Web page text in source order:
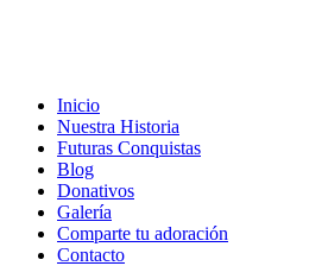
Inicio
Nuestra Historia
Futuras Conquistas
Blog
Donativos
Galería
Comparte tu adoración
Contacto